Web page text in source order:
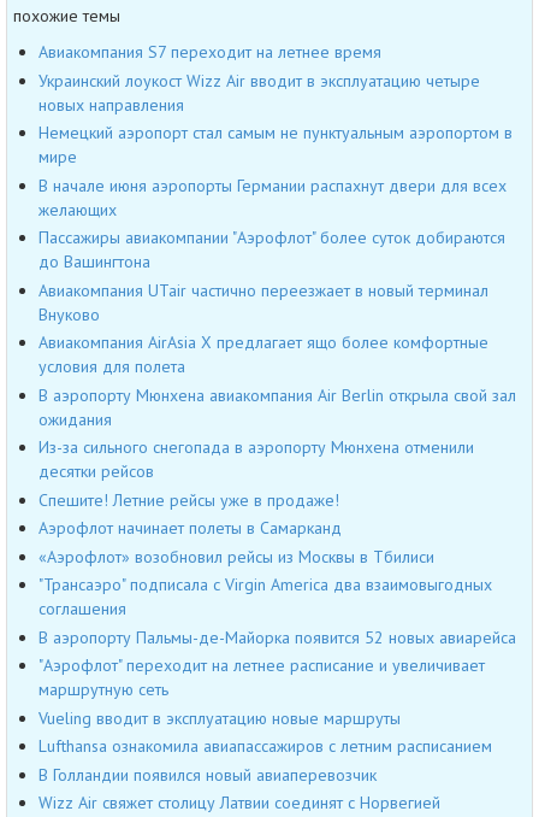
похожие темы
Авиакомпания S7 переходит на летнее время
Украинский лоукост Wizz Air вводит в эксплуатацию четыре
новых направления
Немецкий аэропорт стал самым не пунктуальным аэропортом в
мире
В начале июня аэропорты Германии распахнут двери для всех
желающих
Пассажиры авиакомпании "Аэрофлот" более суток добираются
до Вашингтона
Авиакомпания UTair частично переезжает в новый терминал
Внуково
Авиакомпания AirAsia X предлагает ящо более комфортные
условия для полета
В аэропорту Мюнхена авиакомпания Air Berlin открыла свой зал
ожидания
Из-за сильного снегопада в аэропорту Мюнхена отменили
десятки рейсов
Спешите! Летние рейсы уже в продаже!
Аэрофлот начинает полеты в Самарканд
«Аэрофлот» возобновил рейсы из Москвы в Тбилиси
"Трансаэро" подписала с Virgin America два взаимовыгодных
соглашения
В аэропорту Пальмы-де-Майорка появится 52 новых авиарейса
"Аэрофлот" переходит на летнее расписание и увеличивает
маршрутную сеть
Vueling вводит в эксплуатацию новые маршруты
Lufthansa ознакомила авиапассажиров с летним расписанием
В Голландии появился новый авиаперевозчик
Wizz Air свяжет столицу Латвии соединят с Норвегией